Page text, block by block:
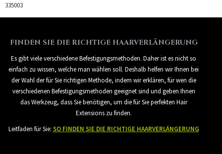
335003
FINDEN SIE DIE RICHTIGE HAARVERLÄNGERUNG
Es gibt viele verschiedene Befestigungsmethoden. Daher ist es nicht so
einfach zu wissen, welche man wählen soll. Deshalb helfen wir Ihnen bei
der Wahl der für Sie richtigen Methode, indem wir erklären, für wen die
verschiedenen Befestigungsmethoden geeignet sind und geben Ihnen
das Werkzeug, dass Sie benötigen, um die für Sie perfekten Hair
Extensions zu finden.
Leitfaden für Sie: SO FINDEN SIE DIE RICHTIGE HAARVERLÄNGERUNG